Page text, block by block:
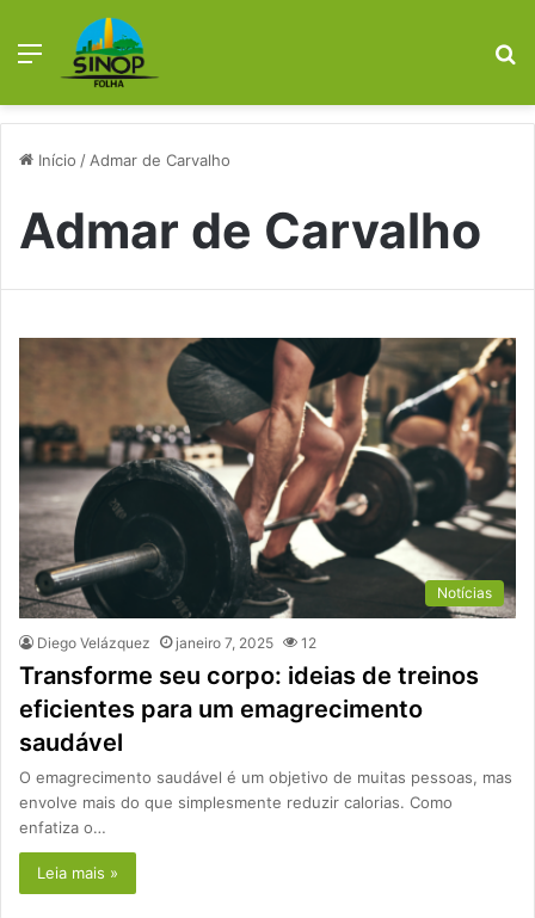
Menu
Início / Admar de Carvalho
Admar de Carvalho
Notícias
Diego Velázquez janeiro 7, 2025 12
Transforme seu corpo: ideias de treinos
eficientes para um emagrecimento
saudável
O emagrecimento saudável é um objetivo de muitas pessoas, mas
envolve mais do que simplesmente reduzir calorias. Como
enfatiza o…
Leia mais »